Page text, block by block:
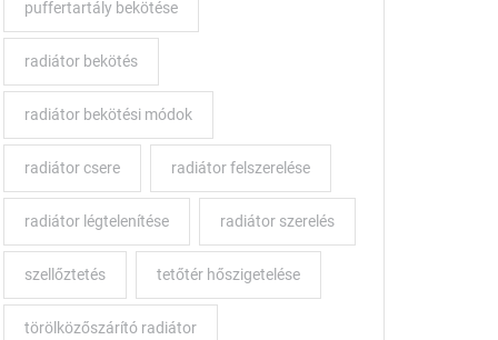
puffertartály bekötése
radiátor bekötés
radiátor bekötési módok
radiátor csere radiátor felszerelése
radiátor légtelenítése radiátor szerelés
szellőztetés tetőtér hőszigetelése
törölközőszárító radiátor